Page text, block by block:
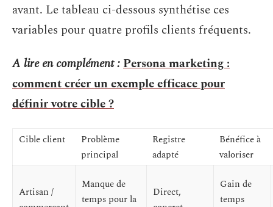
avant. Le tableau ci-dessous synthétise ces
variables pour quatre profils clients fréquents.
A lire en complément :Persona marketing :
comment créer un exemple efficace pour
définir votre cible ?
Cible client
Problème
principal
Registre
adapté
Bénéfice à
valoriser
Artisan /
Manque de
temps pour la
Direct,
Gain de
temps